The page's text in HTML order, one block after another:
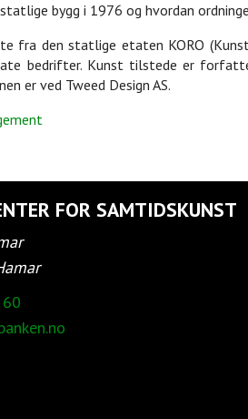
bygg i 1976 og hvordan
fra den statlige etaten KORO
bedrifter. Kunst tilstede er
er ved Tweed Design AS.
FOR SAMTIDSKUNST